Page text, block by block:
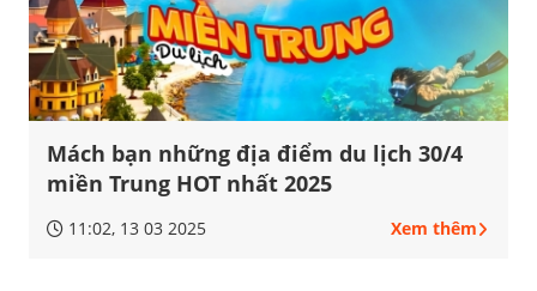
Mách bạn những địa điểm du lịch 30/4
miền Trung HOT nhất 2025
11:02, 13 03 2025 Xem thêm